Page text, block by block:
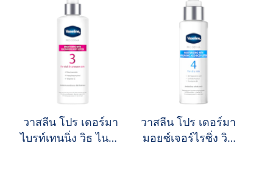
วาสลีน โปร เดอร์มา
ไบรท์เทนนิ่ง วิธ ไนอา
วาสลีน โปร เดอร์มา
มอยซ์เจอร์ไรซิ่ง วิธ